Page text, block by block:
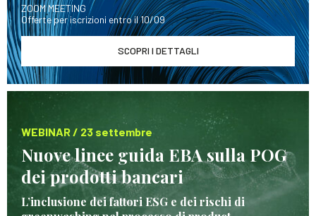
ZOOM MEETING
Offerte per iscrizioni entro il 10/09
SCOPRI I DETTAGLI
WEBINAR / 23 settembre
Nuove linee guida EBA sulla POG
dei prodotti bancari
L’inclusione dei fattori ESG e dei rischi di